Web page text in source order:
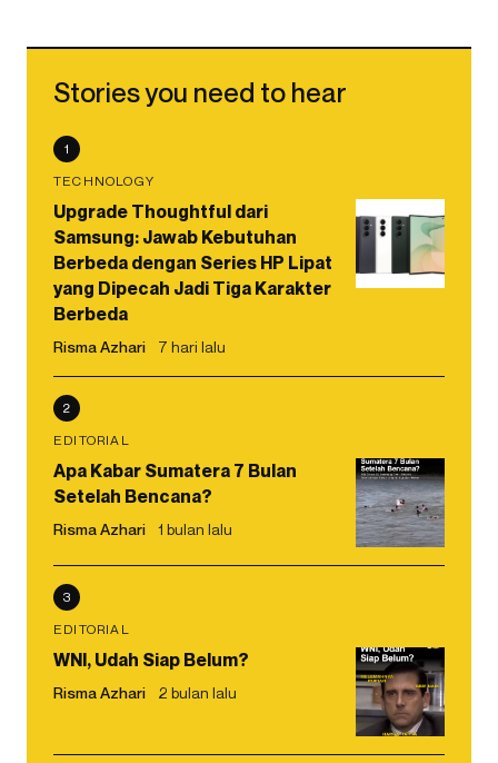
Stories you need to hear
1
TECHNOLOGY
Upgrade Thoughtful dari
Samsung: Jawab Kebutuhan
Berbeda dengan Series HP Lipat
yang Dipecah Jadi Tiga Karakter
Berbeda
Risma Azhari 7 hari lalu
2
EDITORIAL
Apa Kabar Sumatera 7 Bulan
Setelah Bencana?
Risma Azhari 1 bulan lalu
3
EDITORIAL
WNI, Udah Siap Belum?
Risma Azhari 2 bulan lalu